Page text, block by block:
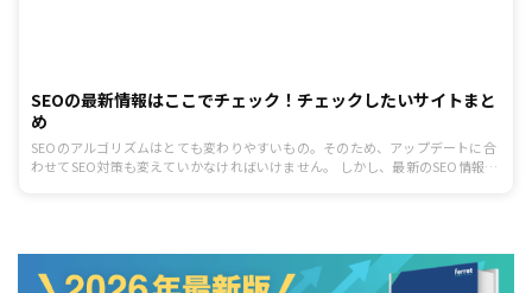
SEOの最新情報はここでチェック！チェックしたいサイトまと
め
SEOのアルゴリズムはとても変わりやすいもの。そのため、アップデートに合
わせてSEO対策も変えていかなければいけません。 しかし、最新のSEO情報は